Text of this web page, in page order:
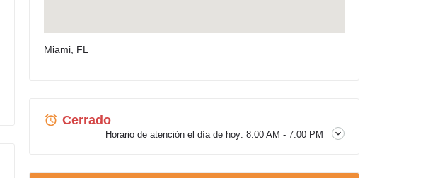
Miami, FL
Cerrado
Horario de atención el día de hoy: 8:00 AM - 7:00 PM